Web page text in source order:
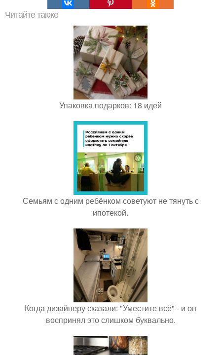
Читайте также
Упаковка подарков: 18 идей
Семьям с одним ребёнком советуют не тянуть с
ипотекой.
Когда дизайнеру сказали: "Уместите всё" - и он
воспринял это слишком буквально.